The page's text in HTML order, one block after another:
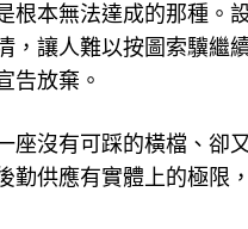
根本無法達成的那種。
，讓人難以按圖索驥繼
告放棄。
座沒有可踩的橫檔、卻
勤供應有實體上的極限